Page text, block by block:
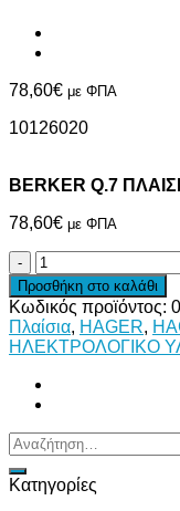
78,60€ με ΦΠΑ
10126020
BERKER Q.7
78,60€ με ΦΠΑ
BERKER
Q.7
ΠΛΑΙΣΙΟ
2
ΘΕΣΕΩΝ
ΣΚΥΡΟΔΕΜΑ
HAGER
ποσότητα
Προσθήκη στο καλάθι
Κωδικός προϊόντος:
Πλαίσια, HAGER,
ΗΛΕΚΤΡΟΛΟΓΙΚΟ
Αναζήτηση
για:
Κατηγορίες